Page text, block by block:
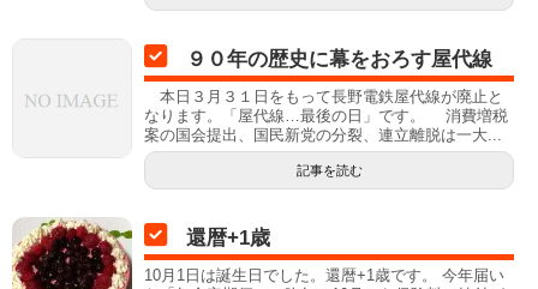
９０年の歴史に幕をおろす屋代線
本日３月３１日をもって長野電鉄屋代線が廃止と
なります。「屋代線…最後の日」です。 消費増税
案の国会提出、国民新党の分裂、連立離脱は一大...
記事を読む
還暦+1歳
10月1日は誕生日でした。還暦+1歳です。 今年届い